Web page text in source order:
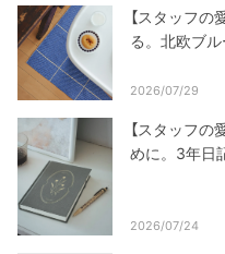
【スタッフの
る。北欧ブ
2026/07/29
【スタッフの
めに。3年日
2026/07/24